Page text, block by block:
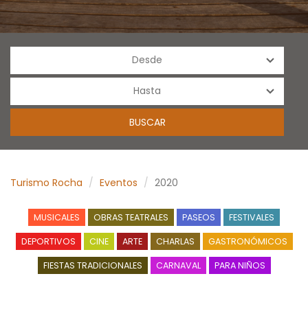
Turismo Rocha Eventos 2020
MUSICALES OBRAS TEATRALES PASEOS FESTIVALES
DEPORTIVOS CINE ARTE CHARLAS GASTRONÓMICOS
FIESTAS TRADICIONALES CARNAVAL PARA NIÑOS